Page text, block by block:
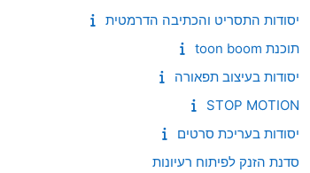
יסודות התסריט והכתיבה הדרמטית
תוכנת toon boom
יסודות בעיצוב תפאורה
STOP MOTION
יסודות בעריכת סרטים
סדנת הזנק לפיתוח רעיונות